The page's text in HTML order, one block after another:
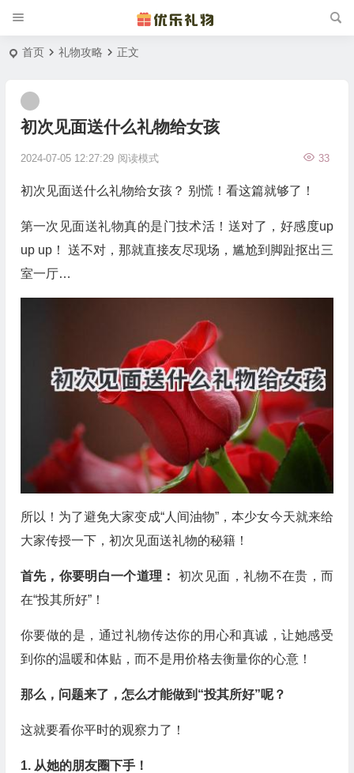
首页 礼物攻略 正文
初次见面送什么礼物给女孩
2024-07-05 12:27:29 33
阅读模式
初次见面送什么礼物给女孩？ 别慌！看这篇就够了！
第一次见面送礼物真的是门技术活！送对了，好感度up
up up！ 送不对，那就直接友尽现场，尴尬到脚趾抠出三
室一厅…
所以！为了避免大家变成“人间油物”，本少女今天就来给
大家传授一下，初次见面送礼物的秘籍！
首先，你要明白一个道理：初次见面，礼物不在贵，而
在“投其所好”！
你要做的是，通过礼物传达你的用心和真诚，让她感受
到你的温暖和体贴，而不是用价格去衡量你的心意！
那么，问题来了，怎么才能做到“投其所好”呢？
这就要看你平时的观察力了！
1. 从她的朋友圈下手！